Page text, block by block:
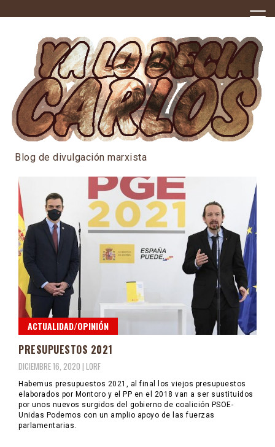
to
Blog de divulgación marxista
ACTUALIDAD/OPINIÓN
PRESUPUESTOS 2021
DICIEMBRE 16, 2020 | LORF
Habemus presupuestos 2021, al final los viejos presupuestos
elaborados por Montoro y el PP en el 2018 van a ser sustituidos
por unos nuevos surgidos del gobierno de coalición PSOE-
Unidas Podemos con un amplio apoyo de las fuerzas
parlamentarias.